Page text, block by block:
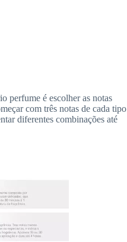
perfume é escolher as notas
com três notas de cada tipo
diferentes combinações até